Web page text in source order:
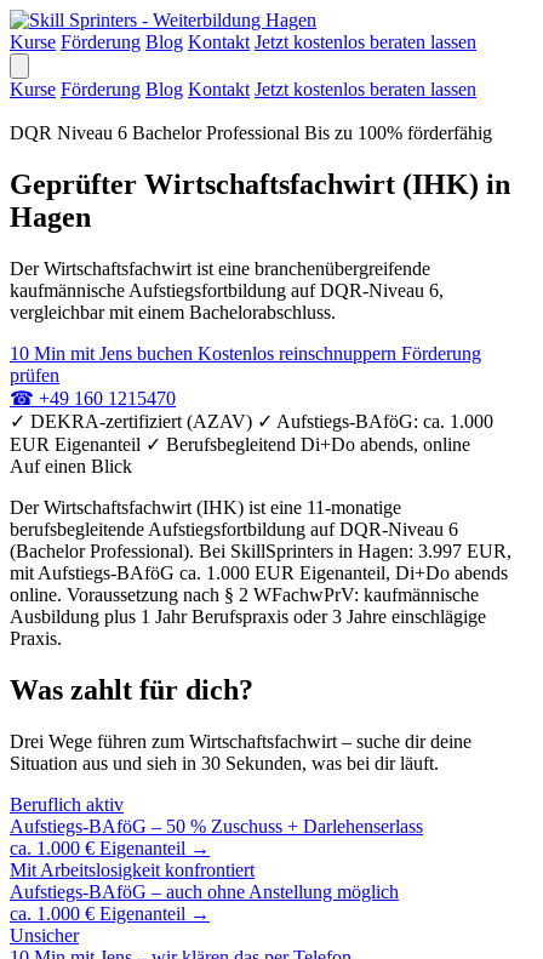
Kurse Förderung Blog Kontakt Jetzt kostenlos beraten lassen
Kurse Förderung Blog Kontakt Jetzt kostenlos beraten lassen
DQR Niveau 6 Bachelor Professional Bis zu 100% förderfähig
Geprüfter Wirtschaftsfachwirt (IHK) in
Hagen
Der Wirtschaftsfachwirt ist eine branchenübergreifende
kaufmännische Aufstiegsfortbildung auf DQR-Niveau 6,
vergleichbar mit einem Bachelorabschluss.
10 Min mit Jens buchen Kostenlos reinschnuppern Förderung
prüfen
☎ +49 160 1215470
✓ DEKRA-zertifiziert (AZAV) ✓ Aufstiegs-BAföG: ca. 1.000
EUR Eigenanteil ✓ Berufsbegleitend Di+Do abends, online
Auf einen Blick
Der Wirtschaftsfachwirt (IHK) ist eine 11-monatige
berufsbegleitende Aufstiegsfortbildung auf DQR-Niveau 6
(Bachelor Professional). Bei SkillSprinters in Hagen: 3.997 EUR,
mit Aufstiegs-BAföG ca. 1.000 EUR Eigenanteil, Di+Do abends
online. Voraussetzung nach § 2 WFachwPrV: kaufmännische
Ausbildung plus 1 Jahr Berufspraxis oder 3 Jahre einschlägige
Praxis.
Was zahlt für dich?
Drei Wege führen zum Wirtschaftsfachwirt – suche dir deine
Situation aus und sieh in 30 Sekunden, was bei dir läuft.
Beruflich aktiv
Aufstiegs-BAföG – 50 % Zuschuss + Darlehenserlass
ca. 1.000 € Eigenanteil →
Mit Arbeitslosigkeit konfrontiert
Aufstiegs-BAföG – auch ohne Anstellung möglich
ca. 1.000 € Eigenanteil →
Unsicher